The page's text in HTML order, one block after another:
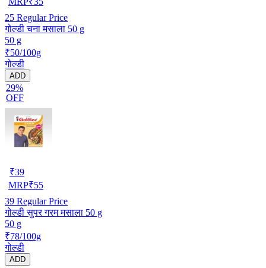
25 Regular Price
गोल्डी चना मसाला 50 g
50 g
₹50/100g
गोल्डी
ADD
29%
OFF
₹39
MRP₹55
39 Regular Price
गोल्डी सुपर गरम मसाला 50 g
50 g
₹78/100g
गोल्डी
ADD